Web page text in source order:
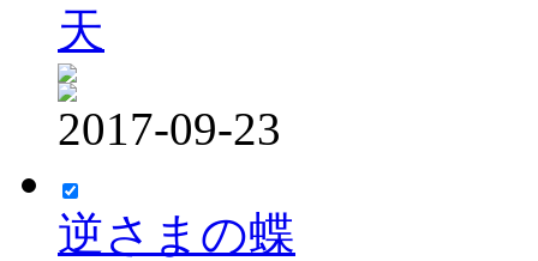
天
2017-09-23
逆さまの蝶